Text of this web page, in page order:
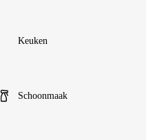
Keuken
Schoonmaak